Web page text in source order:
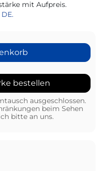
mit Aufpreis.
bestellen
ausgeschlossen.
beim Sehen
bitte an uns.